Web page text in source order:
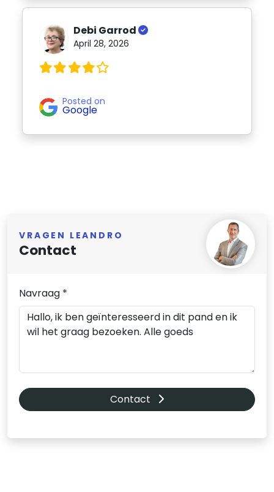
Debi Garrod
April 28, 2026
Posted on
Google
VRAGEN LEANDRO
Contact
Navraag *
Contact